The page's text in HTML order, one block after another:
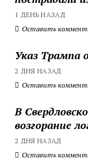
1 ДЕНЬ НАЗАД
Оставить
Указ Трампа
2 ДНЯ НАЗАД
Оставить
В
возгорание
2 ДНЯ НАЗАД
Оставить